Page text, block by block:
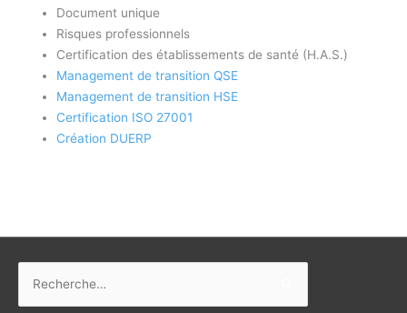
Document unique
Risques professionnels
Certification des établissements de santé (H.A.S.)
Management de transition QSE
Management de transition HSE
Certification ISO 27001
Création DUERP